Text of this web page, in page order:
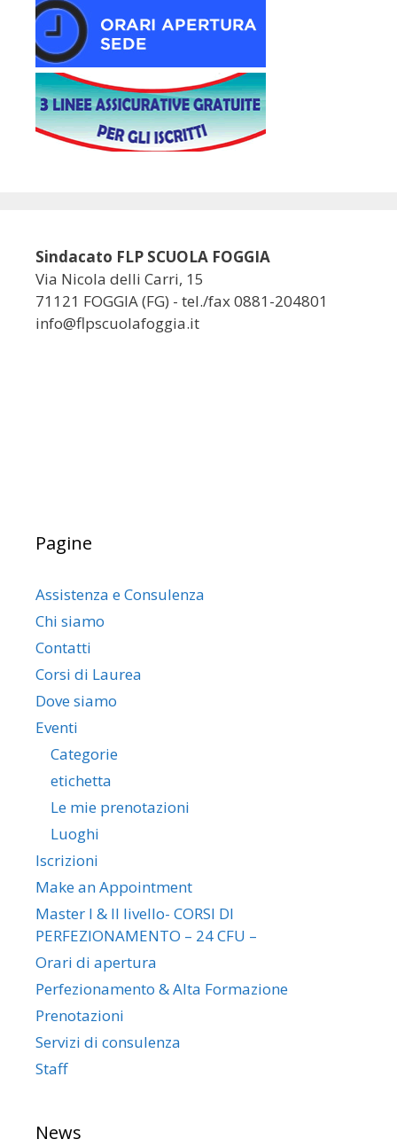
Sindacato FLP SCUOLA FOGGIA
Via Nicola delli Carri, 15
71121 FOGGIA (FG) - tel./fax 0881-204801
info@flpscuolafoggia.it
Pagine
Assistenza e Consulenza
Chi siamo
Contatti
Corsi di Laurea
Dove siamo
Eventi
Categorie
etichetta
Le mie prenotazioni
Luoghi
Iscrizioni
Make an Appointment
Master I & II livello- CORSI DI
PERFEZIONAMENTO – 24 CFU –
Orari di apertura
Perfezionamento & Alta Formazione
Prenotazioni
Servizi di consulenza
Staff
News